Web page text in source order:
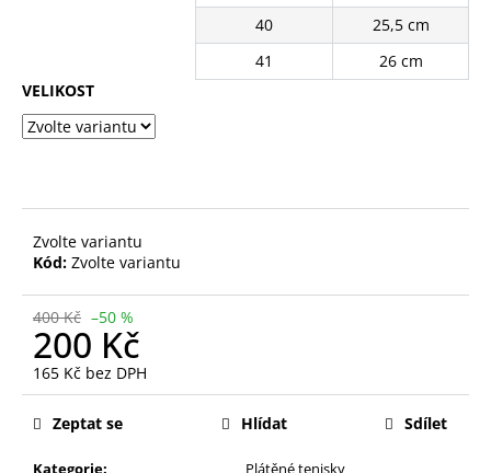
40
25,5 cm
41
26 cm
VELIKOST
Zvolte variantu
Kód: Zvolte variantu
400 Kč –50 %
200 Kč
165 Kč bez DPH
Měrná
Kategorie:
Plátěné tenisky
Zeptat se Hlídat Sdílet